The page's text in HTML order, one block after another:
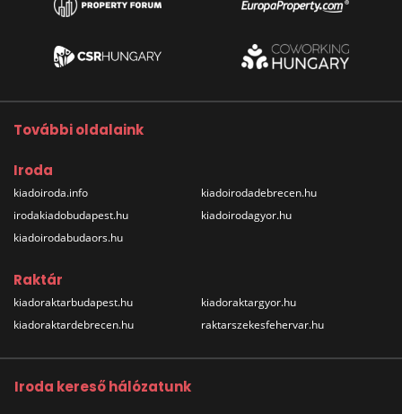
További oldalaink
Iroda
kiadoiroda.info
irodakiadobudapest.hu
kiadoirodabudaors.hu
kiadoirodadebrecen.hu
kiadoirodagyor.hu
Raktár
kiadoraktarbudapest.hu
kiadoraktardebrecen.hu
kiadoraktargyor.hu
raktarszekesfehervar.hu
Iroda kereső hálózatunk